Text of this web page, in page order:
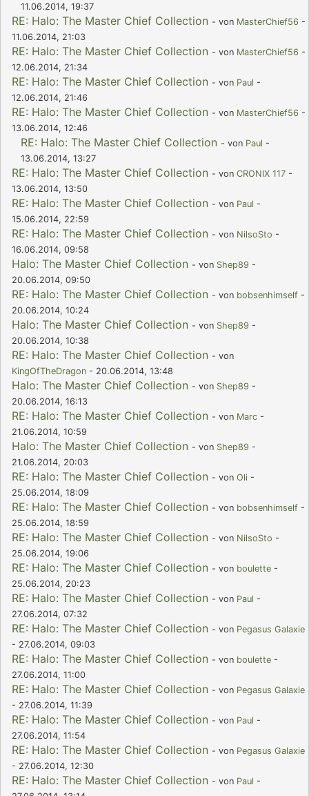
11.06.2014, 19:37
RE: Halo: The Master Chief Collection - von MasterChief56 -
11.06.2014, 21:03
RE: Halo: The Master Chief Collection - von MasterChief56 -
12.06.2014, 21:34
RE: Halo: The Master Chief Collection - von Paul -
12.06.2014, 21:46
RE: Halo: The Master Chief Collection - von MasterChief56 -
13.06.2014, 12:46
RE: Halo: The Master Chief Collection - von Paul -
13.06.2014, 13:27
RE: Halo: The Master Chief Collection - von CRONIX 117 -
13.06.2014, 13:50
RE: Halo: The Master Chief Collection - von Paul -
15.06.2014, 22:59
RE: Halo: The Master Chief Collection - von NilsoSto -
16.06.2014, 09:58
Halo: The Master Chief Collection - von Shep89 -
20.06.2014, 09:50
RE: Halo: The Master Chief Collection - von bobsenhimself -
20.06.2014, 10:24
Halo: The Master Chief Collection - von Shep89 -
20.06.2014, 10:38
RE: Halo: The Master Chief Collection - von
KingOfTheDragon - 20.06.2014, 13:48
Halo: The Master Chief Collection - von Shep89 -
20.06.2014, 16:13
RE: Halo: The Master Chief Collection - von Marc -
21.06.2014, 10:59
Halo: The Master Chief Collection - von Shep89 -
21.06.2014, 20:03
RE: Halo: The Master Chief Collection - von Oli -
25.06.2014, 18:09
RE: Halo: The Master Chief Collection - von bobsenhimself -
25.06.2014, 18:59
RE: Halo: The Master Chief Collection - von NilsoSto -
25.06.2014, 19:06
RE: Halo: The Master Chief Collection - von boulette -
25.06.2014, 20:23
RE: Halo: The Master Chief Collection - von Paul -
27.06.2014, 07:32
RE: Halo: The Master Chief Collection - von Pegasus Galaxie
- 27.06.2014, 09:03
RE: Halo: The Master Chief Collection - von boulette -
27.06.2014, 11:00
RE: Halo: The Master Chief Collection - von Pegasus Galaxie
- 27.06.2014, 11:39
RE: Halo: The Master Chief Collection - von Paul -
27.06.2014, 11:54
RE: Halo: The Master Chief Collection - von Pegasus Galaxie
- 27.06.2014, 12:30
RE: Halo: The Master Chief Collection - von Paul -